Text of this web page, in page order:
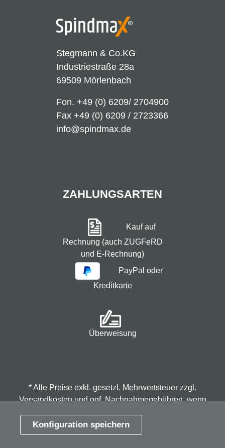
Konfiguration speichern
Stegmann & Co.KG
Industriestraße 28a
69509 Mörlenbach
Fon. +49 (0) 6209/ 2704900
Fax +49 (0) 6209 / 2723366
info@spindmax.de
ZAHLUNGSARTEN
Kauf auf
Rechnung (auch ZUGFeRD
und E-Rechnung)
PayPal oder
Kreditkarte
Überweisung
* Alle Preise exkl. gesetzl. Mehrwertsteuer zzgl.
Versandkostenund ggf. Nachnahmegebühren, wenn